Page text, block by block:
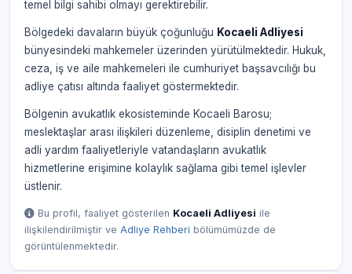
temel bilgi sahibi olmayı gerektirebilir.
Bölgedeki davaların büyük çoğunluğu Kocaeli Adliyesi
bünyesindeki mahkemeler üzerinden yürütülmektedir. Hukuk,
ceza, iş ve aile mahkemeleri ile cumhuriyet başsavcılığı bu
adliye çatısı altında faaliyet göstermektedir.
Bölgenin avukatlık ekosisteminde Kocaeli Barosu;
meslektaşlar arası ilişkileri düzenleme, disiplin denetimi ve
adli yardım faaliyetleriyle vatandaşların avukatlık
hizmetlerine erişimine kolaylık sağlama gibi temel işlevler
üstlenir.
Bu profil, faaliyet gösterilen Kocaeli Adliyesi ile
ilişkilendirilmiştir ve Adliye Rehberi bölümümüzde de
görüntülenmektedir.